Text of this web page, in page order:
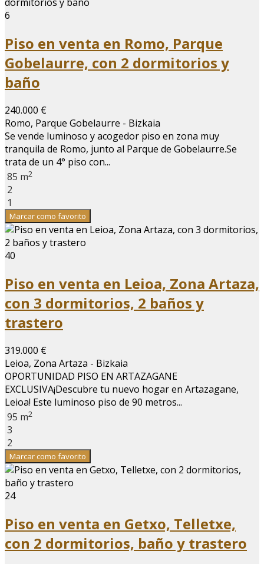
6
Piso en venta en Romo, Parque
Gobelaurre, con 2 dormitorios y
baño
240.000 €
Romo, Parque Gobelaurre - Bizkaia
Se vende luminoso y acogedor piso en zona muy
tranquila de Romo, junto al Parque de Gobelaurre.Se
trata de un 4° piso con...
85 m2
2
1
Marcar como favorito
40
Piso en venta en Leioa, Zona Artaza,
con 3 dormitorios, 2 baños y
trastero
319.000 €
Leioa, Zona Artaza - Bizkaia
OPORTUNIDAD PISO EN ARTAZAGANE
EXCLUSIVA¡Descubre tu nuevo hogar en Artazagane,
Leioa! Este luminoso piso de 90 metros...
95 m2
3
2
Marcar como favorito
24
Piso en venta en Getxo, Telletxe,
con 2 dormitorios, baño y trastero